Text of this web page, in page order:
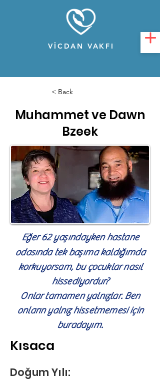
VİCDAN VAKFI
< Back
Muhammet ve Dawn
Bzeek
Eğer 62 yaşındayken hastane
odasında tek başıma kaldığımda
korkuyorsam, bu çocuklar nasıl
hissediyordur?
Onlar tamamen yalnızlar. Ben
onların yalnız hissetmemesi için
buradayım.
Kısaca
Doğum Yılı: